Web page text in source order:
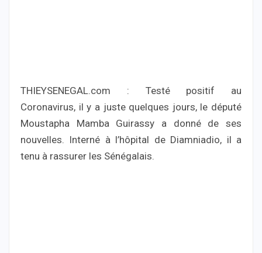
THIEYSENEGAL.com : Testé positif au
Coronavirus, il y a juste quelques jours, le député
Moustapha Mamba Guirassy a donné de ses
nouvelles. Interné à l’hôpital de Diamniadio, il a
tenu à rassurer les Sénégalais.